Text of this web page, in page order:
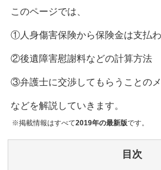
このページでは、
①人身傷害保険から保険金は支払
②後遺障害慰謝料などの計算方法
③弁護士に交渉してもらうことの
などを解説していきます。
※掲載情報はすべて2019年の最新版です。
目次